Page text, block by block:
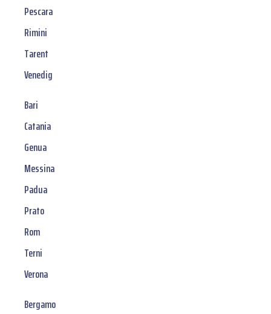
Pescara
Rimini
Tarent
Venedig
Bari
Catania
Genua
Messina
Padua
Prato
Rom
Terni
Verona
Bergamo